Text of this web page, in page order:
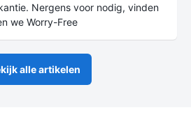
Nergens voor nodig, vinden
we Worry-Free
alle artikelen